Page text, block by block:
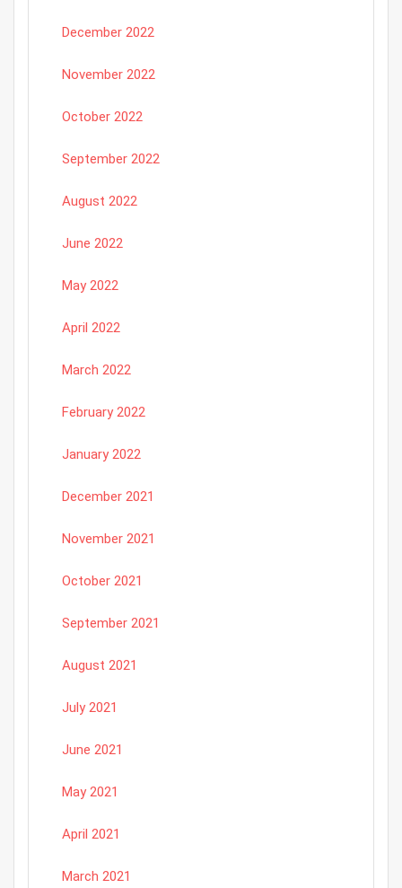
December 2022
November 2022
October 2022
September 2022
August 2022
June 2022
May 2022
April 2022
March 2022
February 2022
January 2022
December 2021
November 2021
October 2021
September 2021
August 2021
July 2021
June 2021
May 2021
April 2021
March 2021